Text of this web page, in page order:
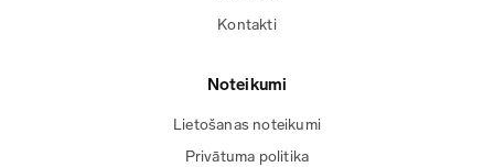
Kontakti
Noteikumi
Lietošanas noteikumi
Privātuma politika